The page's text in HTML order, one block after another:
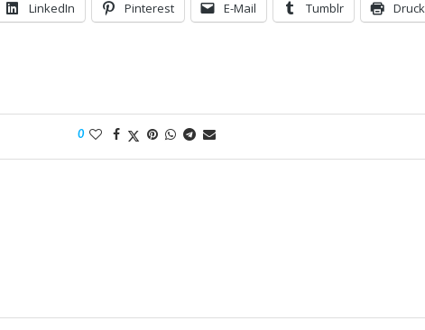
LinkedIn Pinterest E-Mail Tumblr
0